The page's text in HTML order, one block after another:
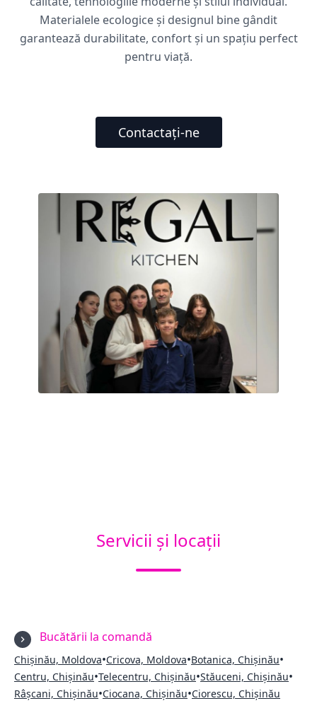
Materialele ecologice și designul bine gândit
garantează durabilitate, confort și un spațiu perfect
pentru viață.
Contactați-ne
Servicii și locații
Bucătării la comandă
Chișinău, Moldova•Cricova, Moldova•Botanica, Chișinău•
Centru, Chișinău•Telecentru, Chișinău•Stăuceni, Chișinău•
Râșcani, Chișinău•Ciocana, Chișinău•Ciorescu, Chișinău